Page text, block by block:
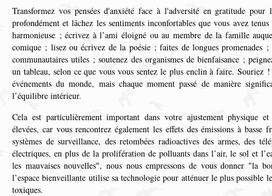
Transformez vos pensées d'anxiété face à l'adversité en gratitude pour
profondément et lâchez les sentiments inconfortables que vous avez
harmonieuse ; écrivez à l’ami éloigné ou au membre de la famille
comique ; lisez ou écrivez de la poésie ; faites de longues promenades ;
communautaires utiles ; soutenez des organismes de bienfaisance ;
un tableau, selon ce que vous vous sentez le plus enclin à faire. Souriez
événements du monde, mais chaque moment passé de manière
l’équilibre intérieur.
Cela est particulièrement important dans votre ajustement physique
élevées, car vous rencontrez également les effets des émissions à basse
systèmes de surveillance, des retombées radioactives des armes, des
électriques, en plus de la prolifération de polluants dans l’air, le sol et
les mauvaises nouvelles", nous nous empressons de vous donner "la
l’espace bienveillante utilise sa technologie pour atténuer le plus possible
toxiques.